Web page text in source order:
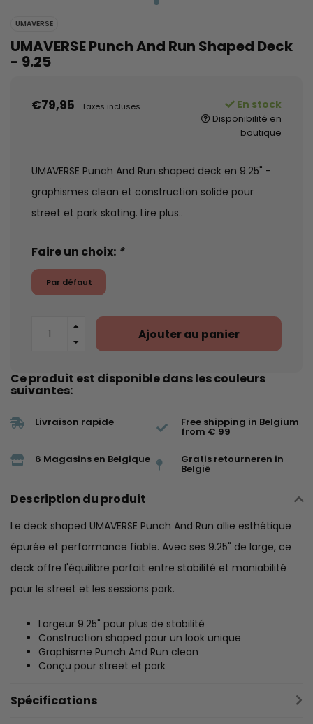
UMAVERSE
UMAVERSE Punch And Run Shaped Deck
- 9.25
€79,95 Taxes incluses En stock
Disponibilité en
boutique
UMAVERSE Punch And Run shaped deck en 9.25" -
graphismes clean et construction solide pour
street et park skating. Lire plus..
Faire un choix: *
Par défaut
Ajouter au panier
Ce produit est disponible dans les couleurs
suivantes:
Livraison rapide Free shipping in Belgium
from € 99
6 Magasins en Belgique Gratis retourneren in
België
Description du produit
Le deck shaped UMAVERSE Punch And Run allie esthétique
épurée et performance fiable. Avec ses 9.25" de large, ce
deck offre l'équilibre parfait entre stabilité et maniabilité
pour le street et les sessions park.
Largeur 9.25" pour plus de stabilité
Construction shaped pour un look unique
Graphisme Punch And Run clean
Conçu pour street et park
Spécifications